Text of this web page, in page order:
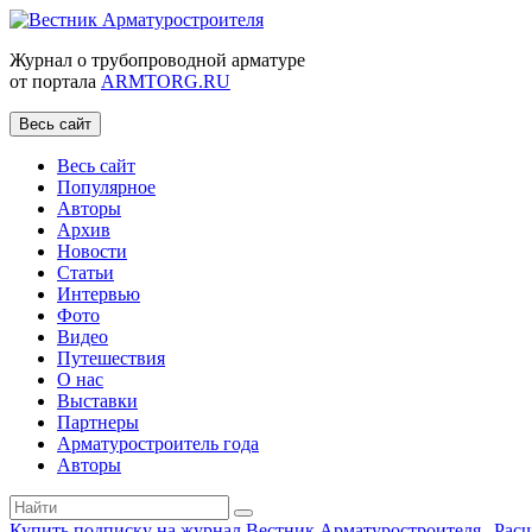
Журнал о трубопроводной арматуре
от портала ARMTORG.RU
Весь сайт
Весь сайт
Популярное
Авторы
Архив
Новости
Статьи
Интервью
Фото
Видео
Путешествия
О нас
Выставки
Партнеры
Арматуростроитель года
Авторы